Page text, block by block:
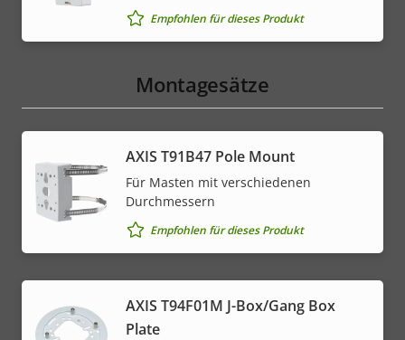
Empfohlen für dieses Produkt
Montagesätze
AXIS T91B47 Pole Mount
Für Masten mit verschiedenen
Durchmessern
Empfohlen für dieses Produkt
AXIS T94F01M J-Box/Gang Box
Plate